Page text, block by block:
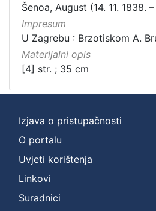
Šenoa, August (14. 11. 1838. –
Impresum
U Zagrebu : Brzotiskom A.
Materijalni opis
[4] str. ; 35 cm
Izjava o pristupačnosti
O portalu
Uvjeti korištenja
Linkovi
Suradnici